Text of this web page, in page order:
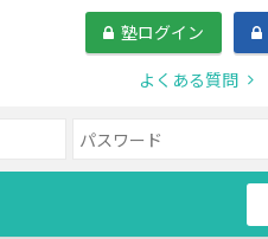
塾ログイン
よくある質問